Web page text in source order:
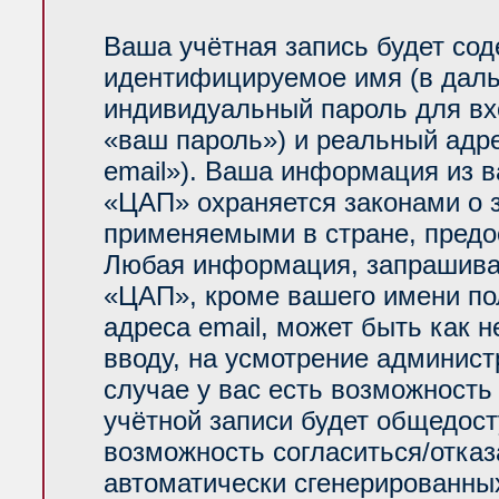
Ваша учётная запись будет
идентифицируемое имя (в
индивидуальный пароль для
«ваш пароль») и реальный
email»). Ваша информация из
«ЦАП» охраняется законами
применяемыми в стране,
Любая информация,
«ЦАП», кроме вашего имени
адреса email, может быть как
вводу, на усмотрение
случае у вас есть
учётной записи будет
возможность согласиться/
автоматически